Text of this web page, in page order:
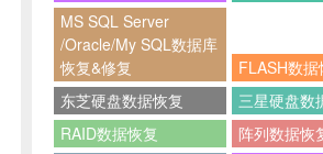
MS SQL Server
/Oracle/My SQL数据库
恢复&修复
FLASH数据
东芝硬盘数据恢复
三星硬盘数
RAID数据恢复
阵列数据恢